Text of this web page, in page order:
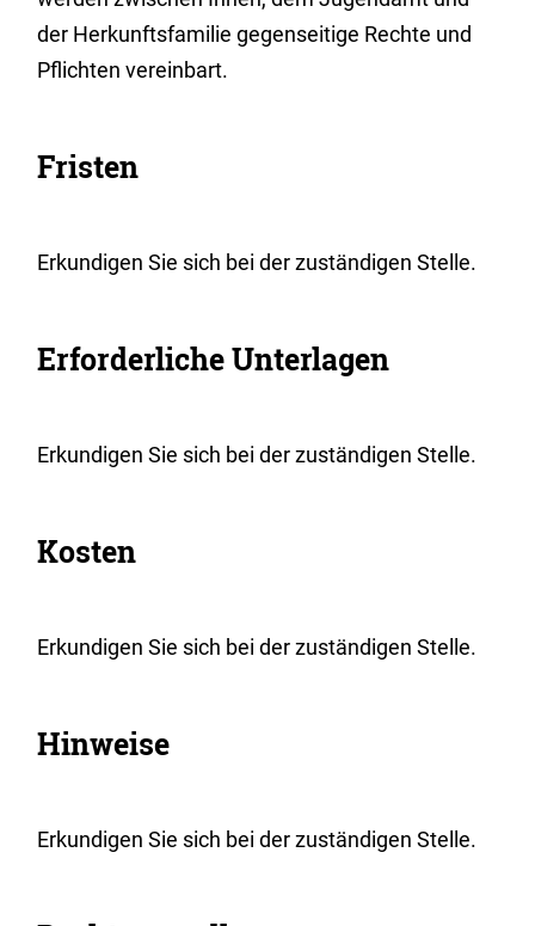
der Herkunftsfamilie gegenseitige Rechte und
Pflichten vereinbart.
Fristen
Erkundigen Sie sich bei der zuständigen Stelle.
Erforderliche Unterlagen
Erkundigen Sie sich bei der zuständigen Stelle.
Kosten
Erkundigen Sie sich bei der zuständigen Stelle.
Hinweise
Erkundigen Sie sich bei der zuständigen Stelle.